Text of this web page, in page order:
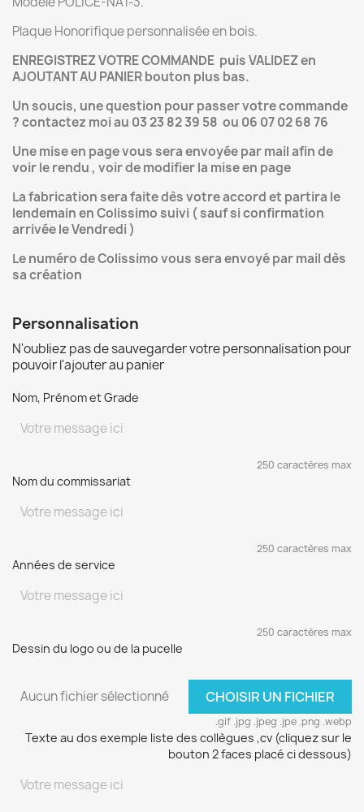
Plaque Honorifique personnalisée en bois.
ENREGISTREZ VOTRE COMMANDE puis VALIDEZ en
AJOUTANT AU PANIER bouton plus bas.
Un soucis, une question pour passer votre commande
? contactez moi au 03 23 82 39 58 ou 06 07 02 68 76
Une mise en page vous sera envoyée par mail afin de
voir le rendu , voir de modifier la mise en page
La fabrication sera faite dès votre accord et partira le
lendemain en Colissimo suivi ( sauf si confirmation
arrivée le Vendredi )
Le numéro de Colissimo vous sera envoyé par mail dès
sa création
Personnalisation
N'oubliez pas de sauvegarder votre personnalisation pour
pouvoir l'ajouter au panier
Nom, Prénom et Grade
250 caractères max
Nom du commissariat
250 caractères max
Années de service
250 caractères max
Dessin du logo ou de la pucelle
Aucun fichier sélectionné CHOISIR UN FICHIER
.gif .jpg .jpeg .jpe .png .webp
Texte au dos exemple liste des collègues ,cv (cliquez sur le
bouton 2 faces placé ci dessous)